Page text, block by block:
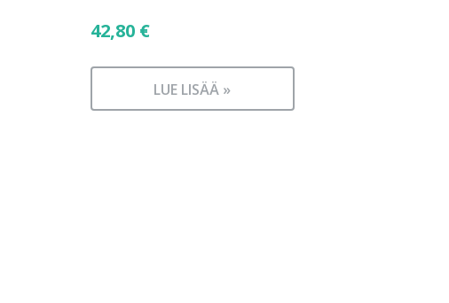
42,80 €
LUE LISÄÄ »